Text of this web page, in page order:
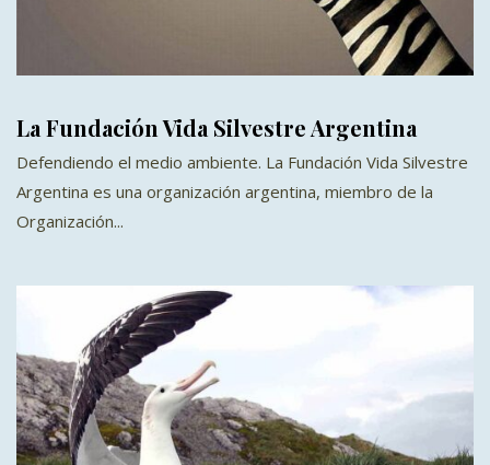
La Fundación Vida Silvestre Argentina
Defendiendo el medio ambiente. La Fundación Vida Silvestre
Argentina es una organización argentina, miembro de la
Organización...